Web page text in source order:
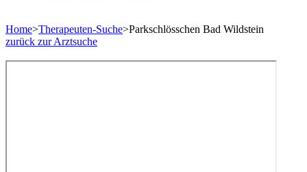
Home>Therapeuten-Suche>Parkschlösschen Bad Wildstein
zurück zur Arztsuche